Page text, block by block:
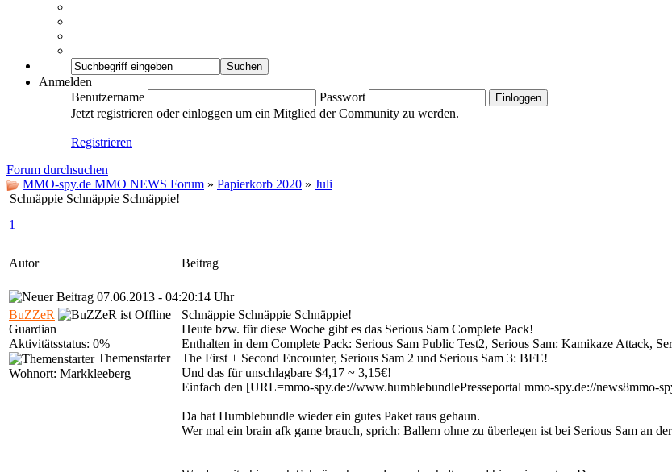
Anmelden
Benutzername
Passwort
Jetzt registrieren oder einloggen um ein Mitglied der Community zu werden.
Registrieren
Forum durchsuchen
MMO-spy.de MMO NEWS Forum » Papierkorb 2020 » Juli
Schnäppie Schnäppie Schnäppie!
1
Autor Beitrag
07.06.2013 - 04:20:14 Uhr
BuZZeR
Guardian
Aktivitätsstatus: 0%
Themenstarter
Wohnort: Markkleeberg
Schnäppie Schnäppie Schnäppie!
Heute bzw. für diese Woche gibt es das Serious Sam Complete Pack!
Enthalten in dem Complete Pack: Serious Sam Public Test2, Serious Sam: Kamikaze Attack,
The First + Second Encounter, Serious Sam 2 und Serious Sam 3: BFE!
Und das für unschlagbare $4,17 ~ 3,15€!
Einfach den [URL=mmo-spy.de://www.humblebundlePresseportal mmo-spy.de://news8mmo-
Da hat Humblebundle wieder ein gutes Paket raus gehaun.
Wer mal ein brain afk game brauch, sprich: Ballern ohne zu überlegen ist bei Serious Sam an